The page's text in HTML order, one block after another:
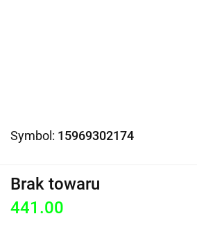
Symbol: 15969302174
Brak towaru
441.00